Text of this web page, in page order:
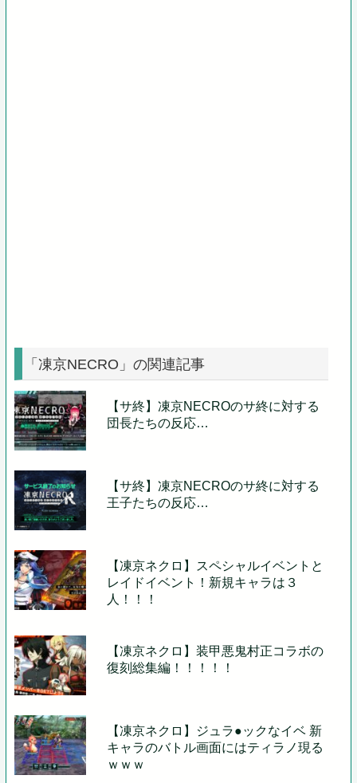
「凍京NECRO」の関連記事
【サ終】凍京NECROのサ終に対する
団長たちの反応…
【サ終】凍京NECROのサ終に対する
王子たちの反応…
【凍京ネクロ】スペシャルイベントと
レイドイベント！新規キャラは３
人！！！
【凍京ネクロ】装甲悪鬼村正コラボの
復刻総集編！！！！！
【凍京ネクロ】ジュラ●ックなイベ 新
キャラのバトル画面にはティラノ現る
ｗｗｗ